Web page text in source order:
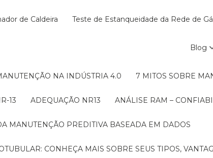
de Caldeira Teste de Estanqueidade da Rede de
Blog
NA INDÚSTRIA 4.0 7 MITOS SOBRE
13 ADEQUAÇÃO NR13 ANÁLISE RAM –
MANUTENÇÃO PREDITIVA BASEADA EM DADOS
CONHEÇA MAIS SOBRE SEUS TIPOS,